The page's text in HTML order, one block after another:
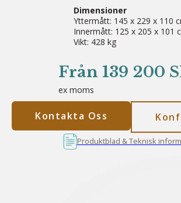
Dimensioner
Yttermått: 145 x 229 x 110
Innermått: 125 x 205 x 101
Vikt: 428 kg
Från 139 200
ex moms
Kontakta Oss
Produktblad & Teknisk